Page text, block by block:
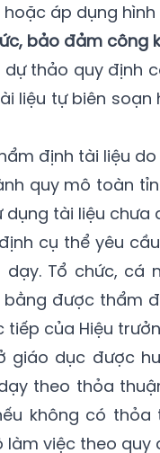
áp dụng
bảo đảm công
dự thảo quy
liệu tự biên
định tài liệu
quy mô toàn
dụng tài liệu chưa
cụ thể yêu
Tổ chức, cá
được thẩm
tiếp của Hiệu
giáo dục được
theo thỏa
không có
làm việc theo quy